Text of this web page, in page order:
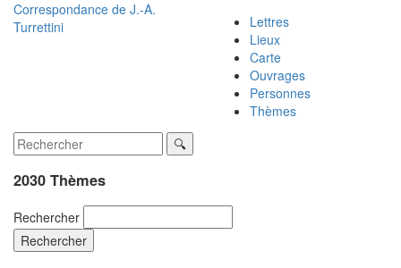
Correspondance de J.-A.
Turrettini
Lettres
Lieux
Carte
Ouvrages
Personnes
Thèmes
2030 Thèmes
Rechercher
Rechercher